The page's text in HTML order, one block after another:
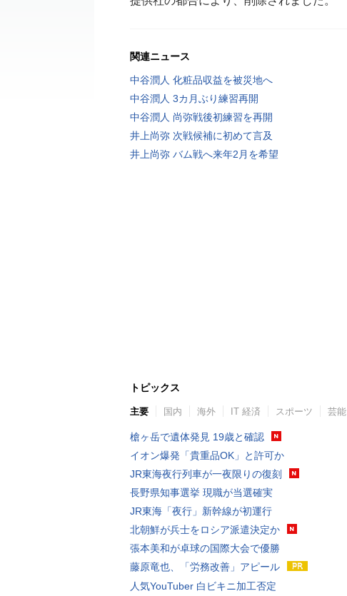
関連ニュース
中谷潤人 化粧品収益を被災地へ
中谷潤人 3カ月ぶり練習再開
中谷潤人 尚弥戦後初練習を再開
井上尚弥 次戦候補に初めて言及
井上尚弥 バム戦へ来年2月を希望
トピックス
主要 国内 海外 IT 経済 スポーツ 芸能
槍ヶ岳で遺体発見 19歳と確認
イオン爆発「貴重品OK」と許可か
JR東海夜行列車が一夜限りの復刻
長野県知事選挙 現職が当選確実
JR東海「夜行」新幹線が初運行
北朝鮮が兵士をロシア派遣決定か
張本美和が卓球の国際大会で優勝
藤原竜也、「労務改善」アピール
人気YouTuber 白ビキニ加工否定